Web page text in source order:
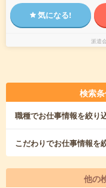
気になる!
派遣
検索
職種でお仕事情報を絞り
こだわりでお仕事情報を
他の